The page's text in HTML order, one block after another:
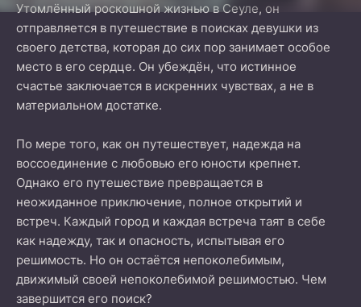
Утомлённый роскошной жизнью в Сеуле, он
отправляется в путешествие в поисках девушки из
своего детства, которая до сих пор занимает особое
место в его сердце. Он убеждён, что истинное
счастье заключается в искренних чувствах, а не в
материальном достатке.
По мере того, как он путешествует, надежда на
воссоединение с любовью его юности крепнет.
Однако его путешествие превращается в
неожиданное приключение, полное открытий и
встреч. Каждый город и каждая встреча таят в себе
как надежду, так и опасность, испытывая его
решимость. Но он остаётся непоколебимым,
движимый своей непоколебимой решимостью. Чем
завершится его поиск?